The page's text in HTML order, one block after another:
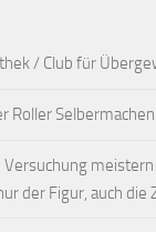
/ Club für
Roller Selbermachen
Versuchung
der Figur, auch die